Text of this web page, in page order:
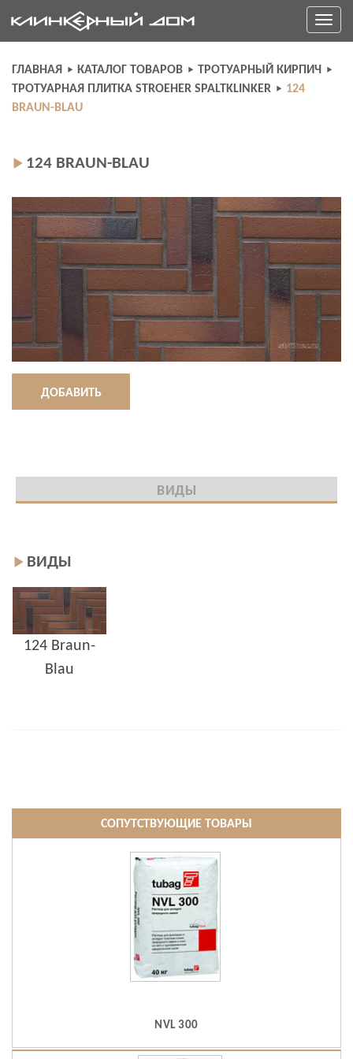
to
content
Toggle
ГЛАВНАЯ КАТАЛОГ ТОВАРОВ
ТРОТУАРНЫЙ КИРПИЧ
ТРОТУАРНАЯ ПЛИТКА STROEHER SPALTKLINKER
124
BRAUN-BLAU
124 BRAUN-BLAU
ДОБАВИТЬ
ВИДЫ
ВИДЫ
124 Braun-
Blau
СОПУТСТВУЮЩИЕ ТОВАРЫ
NVL 300